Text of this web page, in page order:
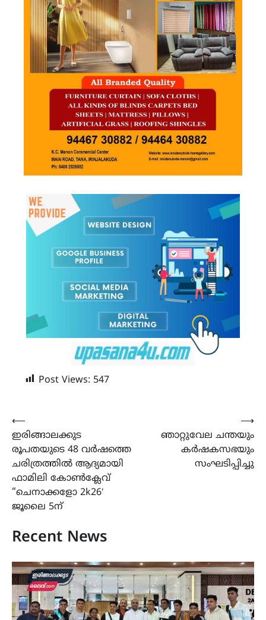
Post Views: 547
Post
navigation
⟵
ഇരിങ്ങാലക്കുട
രൂപതയുടെ 48 വർഷത്തെ
ചരിത്രത്തിൽ ആദ്യമായി
ഫാമിലി കോൺക്ലേവ്
“ചെനാക്കളോ 2k26′
ജൂലൈ 5ന്
ഞാറ്റുവേല ചന്തയും
കർഷകസഭയും
സംഘടിപ്പിച്ചു
⟶
Recent News